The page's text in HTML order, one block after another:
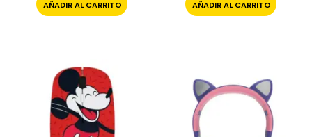
AÑADIR AL CARRITO AÑADIR AL CARRITO